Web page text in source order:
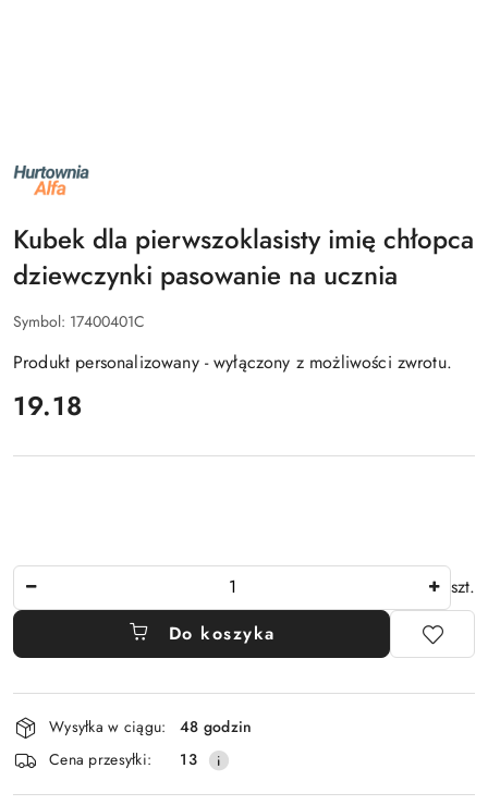
NAZWA
PRODUCENTA:
ALFA
Kubek dla pierwszoklasisty imię chłopca
dziewczynki pasowanie na ucznia
Symbol: 17400401C
Produkt personalizowany - wyłączony z możliwości zwrotu.
cena:
19.18
szt.
Do koszyka
Dostępność
i
dostawa
Wysyłka w ciągu:
48 godzin
Cena przesyłki:
13